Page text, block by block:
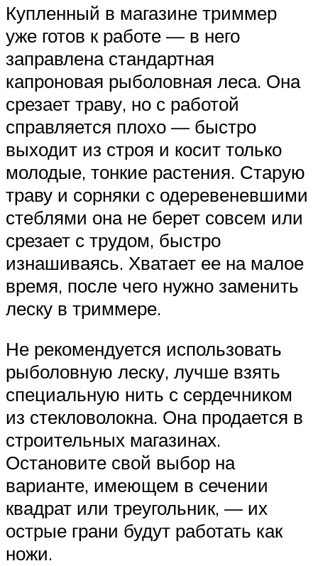
Купленный в магазине триммер
уже готов к работе — в него
заправлена стандартная
капроновая рыболовная леса. Она
срезает траву, но с работой
справляется плохо — быстро
выходит из строя и косит только
молодые, тонкие растения. Старую
траву и сорняки с одеревеневшими
стеблями она не берет совсем или
срезает с трудом, быстро
изнашиваясь. Хватает ее на малое
время, после чего нужно заменить
леску в триммере.
Не рекомендуется использовать
рыболовную леску, лучше взять
специальную нить с сердечником
из стекловолокна. Она продается в
строительных магазинах.
Остановите свой выбор на
варианте, имеющем в сечении
квадрат или треугольник, — их
острые грани будут работать как
ножи.